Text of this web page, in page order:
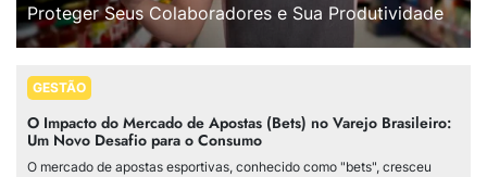
Proteger Seus Colaboradores e Sua Produtividade
GESTÃO
O Impacto do Mercado de Apostas (Bets) no Varejo Brasileiro:
Um Novo Desafio para o Consumo
O mercado de apostas esportivas, conhecido como "bets", cresceu